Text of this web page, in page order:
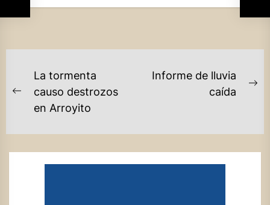
NAVEGACIÓN
DE
ENTRADAS
Previous
post:
La tormenta
causo destrozos
en Arroyito
Informe de lluvia
caída